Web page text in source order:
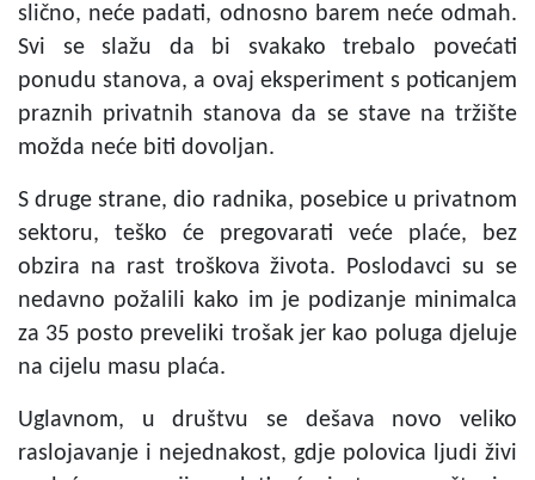
slično, neće padati, odnosno barem neće odmah.
Svi se slažu da bi svakako trebalo povećati
ponudu stanova, a ovaj eksperiment s poticanjem
praznih privatnih stanova da se stave na tržište
možda neće biti dovoljan.
S druge strane, dio radnika, posebice u privatnom
sektoru, teško će pregovarati veće plaće, bez
obzira na rast troškova života. Poslodavci su se
nedavno požalili kako im je podizanje minimalca
za 35 posto preveliki trošak jer kao poluga djeluje
na cijelu masu plaća.
Uglavnom, u društvu se dešava novo veliko
raslojavanje i nejednakost, gdje polovica ljudi živi